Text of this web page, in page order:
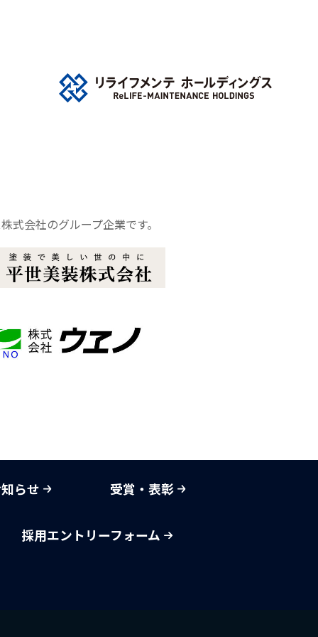
会社のグループ企業です。
らせ 受賞・表彰
採用エントリーフォーム